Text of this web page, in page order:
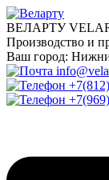
ВЕЛАРТУ
Производство и
Ваш город: